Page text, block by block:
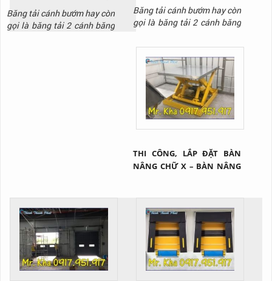
HÀNG THỊNH THÀNH PHÁT
01
Băng tải cánh bướm hay còn
gọi là băng tải 2 cánh băng
Băng tải cánh bướm hay còn
gọi là băng tải 2 cánh băng
hạ xuống một cách dễ dàng
nhờ vào hệ thống thủy lực
THI CÔNG, LẮP ĐẶT BÀN
NÂNG CHỮ X – BÀN NÂNG